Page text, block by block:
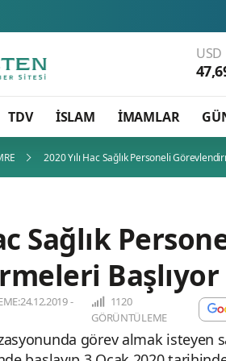
FETÖ’nün Üç
USD
TDV İSLAM İMAMLAR
2020 Yılı Hac Sağlık Personeli
Sağlık
Başlıyor
-
1120
GÖRÜNTÜLEME
görev almak isteyen